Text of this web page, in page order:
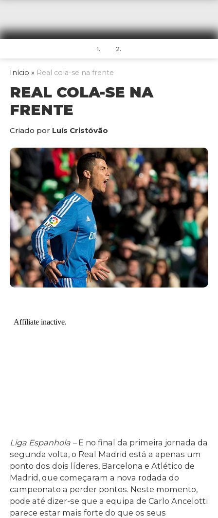
1. 2.
Início » Real cola-se na frente
REAL COLA-SE NA
FRENTE
Criado por Luís Cristóvão
Liga Espanhola –E no final da primeira jornada da
segunda volta, o Real Madrid está a apenas um
ponto dos dois líderes, Barcelona e Atlético de
Madrid, que começaram a nova rodada do
campeonato a perder pontos. Neste momento,
pode até dizer-se que a equipa de Carlo Ancelotti
parece estar mais forte do que os seus